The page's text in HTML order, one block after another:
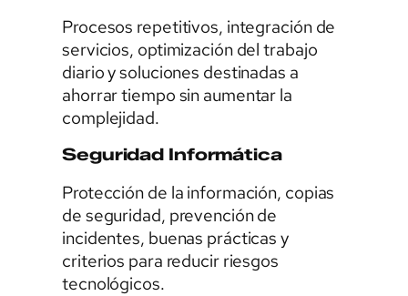
Procesos repetitivos, integración de
servicios, optimización del trabajo
diario y soluciones destinadas a
ahorrar tiempo sin aumentar la
complejidad.
Seguridad Informática
Protección de la información, copias
de seguridad, prevención de
incidentes, buenas prácticas y
criterios para reducir riesgos
tecnológicos.